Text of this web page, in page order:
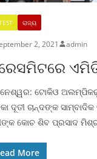
ରାଜ୍ୟ
2, 2021 admin
ଟୋକିଓ
ଦୂତୀ ଚାନ୍ଦଙ୍କ ସାମ୍ବାଦିକ
କୋଚ ଶିବ ପ୍ରସାଦ
More